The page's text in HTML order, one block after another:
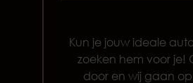
Kun je jouw ideale
zoeken hem voor je!
door en wij gaan